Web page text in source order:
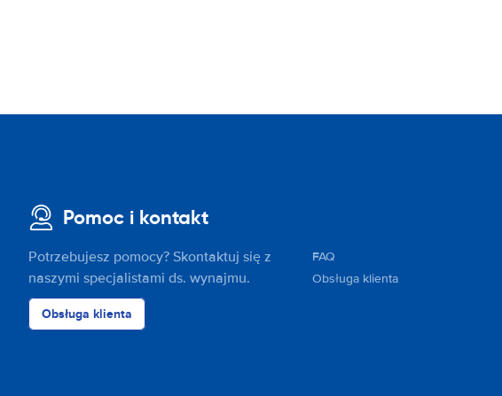
Pomoc i kontakt
Potrzebujesz pomocy? Skontaktuj się z
naszymi specjalistami ds. wynajmu.
Obsługa klienta
FAQ
Obsługa klienta